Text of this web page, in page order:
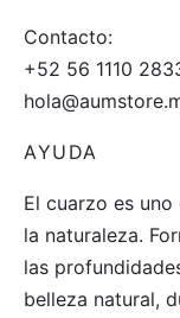
Contacto:
+52 56 1110
AYUDA
El cuarzo es
la naturaleza.
las
belleza natural,